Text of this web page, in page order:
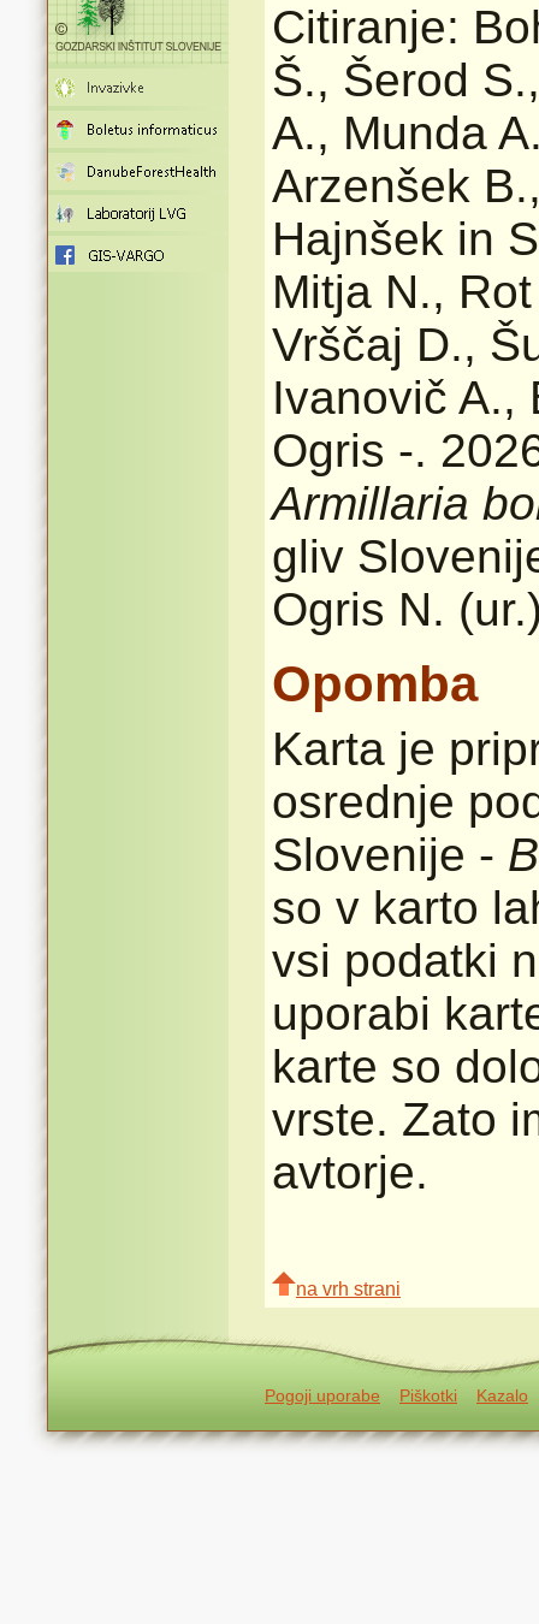
Citiranje:
Š., Šerod
A., Munda
Arzenšek
Hajnšek in
Mitja N.,
Vrščaj D.,
Ivanovič A.,
Ogris -.
Armillaria
gliv
Ogris N.
Opomba
Karta je
osrednje
Slovenije -
so v karto
vsi podatki
uporabi
karte so
vrste. Zato
avtorje.
na vrh strani
Pogoji uporabe Piškotki Kazalo